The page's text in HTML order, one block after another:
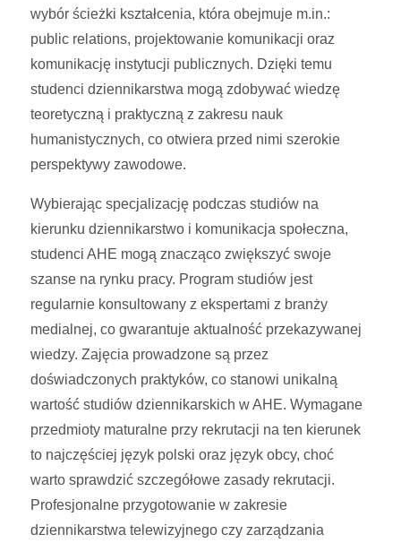
wybór ścieżki kształcenia, która obejmuje m.in.:
public relations, projektowanie komunikacji oraz
komunikację instytucji publicznych. Dzięki temu
studenci dziennikarstwa mogą zdobywać wiedzę
teoretyczną i praktyczną z zakresu nauk
humanistycznych, co otwiera przed nimi szerokie
perspektywy zawodowe.
Wybierając specjalizację podczas studiów na
kierunku dziennikarstwo i komunikacja społeczna,
studenci AHE mogą znacząco zwiększyć swoje
szanse na rynku pracy. Program studiów jest
regularnie konsultowany z ekspertami z branży
medialnej, co gwarantuje aktualność przekazywanej
wiedzy. Zajęcia prowadzone są przez
doświadczonych praktyków, co stanowi unikalną
wartość studiów dziennikarskich w AHE. Wymagane
przedmioty maturalne przy rekrutacji na ten kierunek
to najczęściej język polski oraz język obcy, choć
warto sprawdzić szczegółowe zasady rekrutacji.
Profesjonalne przygotowanie w zakresie
dziennikarstwa telewizyjnego czy zarządzania